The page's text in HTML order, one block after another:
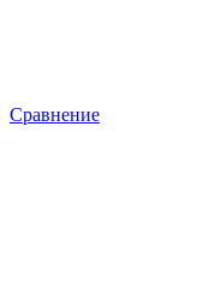
Сравнение